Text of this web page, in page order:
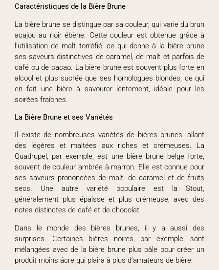
Caractéristiques de la Bière Brune
La bière brune se distingue par sa couleur, qui varie du brun
acajou au noir ébène. Cette couleur est obtenue grâce à
l’utilisation de malt torréfié, ce qui donne à la bière brune
ses saveurs distinctives de caramel, de malt et parfois de
café ou de cacao. La bière brune est souvent plus forte en
alcool et plus sucrée que ses homologues blondes, ce qui
en fait une bière à savourer lentement, idéale pour les
soirées fraîches.
La Bière Brune et ses Variétés
Il existe de nombreuses variétés de bières brunes, allant
des légères et maltées aux riches et crémeuses. La
Quadrupel, par exemple, est une bière brune belge forte,
souvent de couleur ambrée à marron. Elle est connue pour
ses saveurs prononcées de malt, de caramel et de fruits
secs. Une autre variété populaire est la Stout,
généralement plus épaisse et plus crémeuse, avec des
notes distinctes de café et de chocolat.
Dans le monde des bières brunes, il y a aussi des
surprises. Certaines bières noires, par exemple, sont
mélangées avec de la bière brune plus pâle pour créer un
produit moins âcre qui plaira à plus d’amateurs de bière.